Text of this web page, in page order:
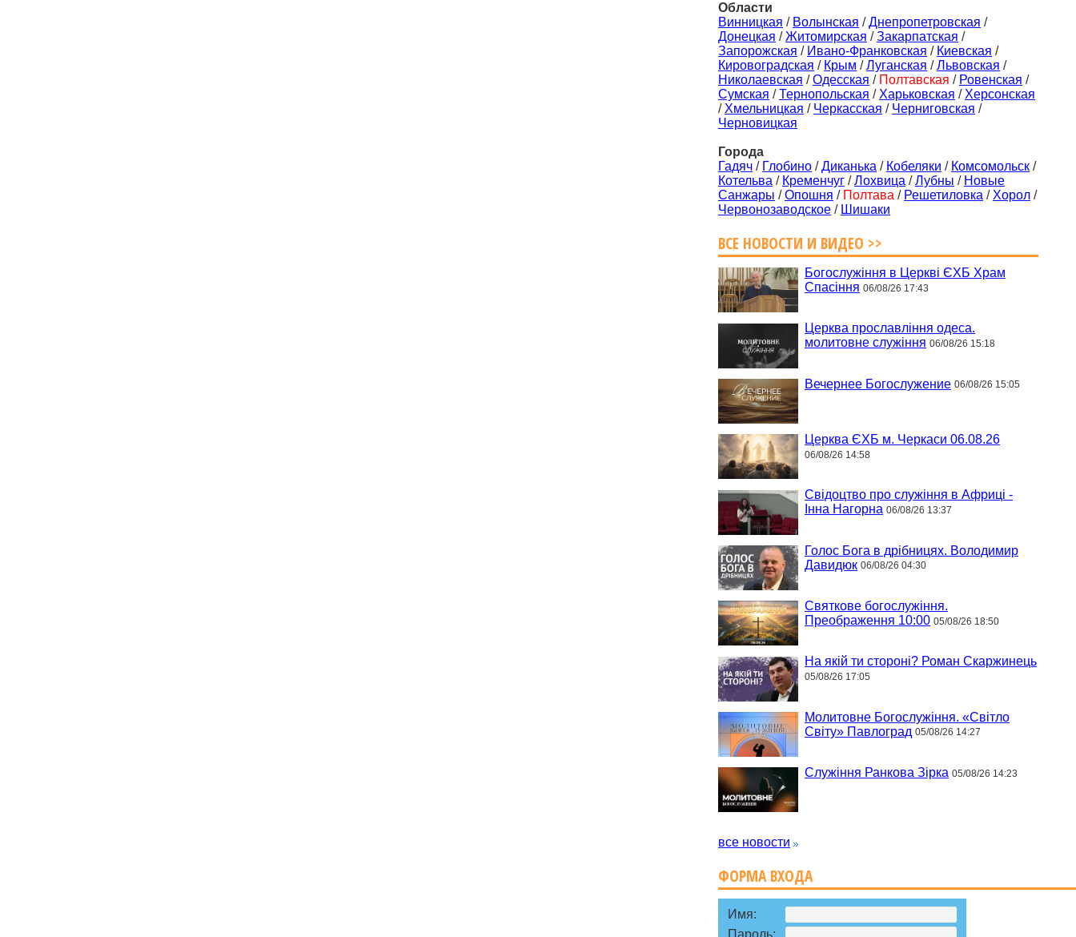
Области
Винницкая / Волынская /Днепропетровская /
Донецкая /Житомирская /Закарпатская /
Запорожская / Ивано-Франковская / Киевская /
Кировоградская / Крым /Луганская /Львовская /
Николаевская /Одесская / Полтавская / Ровенская /
Сумская /Тернопольская / Харьковская / Херсонская
/ Хмельницкая / Черкасская / Черниговская /
Черновицкая
Города
Гадяч / Глобино /Диканька / Кобеляки / Комсомольск /
Котельва / Кременчуг /Лохвица /Лубны / Новые
Санжары /Опошня / Полтава / Решетиловка / Хорол /
Червонозаводское / Шишаки
ВСЕ НОВОСТИ И ВИДЕО >>
Богослужіння в Церкві ЄХБ Храм
Спасіння 06/08/26 17:43
Церква прославління одеса.
молитовне служіння 06/08/26 15:18
Вечернее Богослужение 06/08/26 15:05
Церква ЄХБ м. Черкаси 06.08.26
06/08/26 14:58
Свідоцтво про служіння в Африці -
Інна Нагорна 06/08/26 13:37
Голос Бога в дрібницях. Володимир
Давидюк 06/08/26 04:30
Святкове богослужіння.
Преображення 10:00 05/08/26 18:50
На якій ти стороні? Роман Скаржинець
05/08/26 17:05
Молитовне Богослужіння. «Світло
Світу» Павлоград 05/08/26 14:27
Служіння Ранкова Зірка 05/08/26 14:23
все новости
ФОРМА ВХОДА
Имя:
Пароль: